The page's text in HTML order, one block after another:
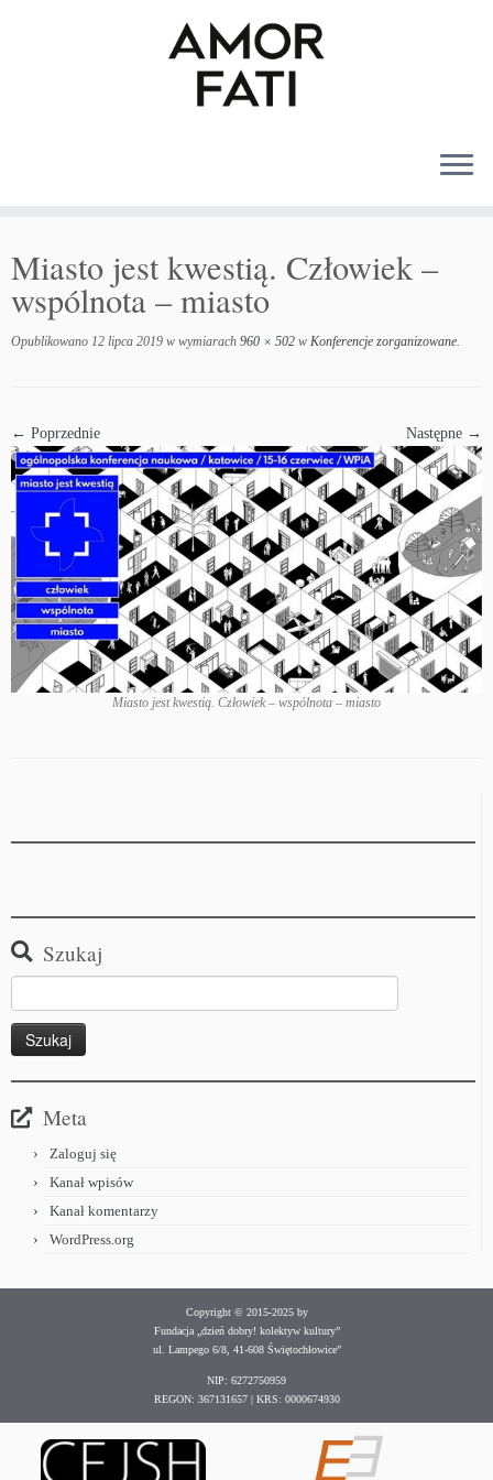
Miasto jest kwestią. Człowiek –
wspólnota – miasto
Opublikowano 12 lipca 2019 w wymiarach 960 × 502 w Konferencje zorganizowane.
← Poprzednie Następne →
Miasto jest kwestią. Człowiek – wspólnota – miasto
Szukaj
Meta
Zaloguj się
Kanał wpisów
Kanał komentarzy
WordPress.org
Copyright © 2015-2025 by
Fundacja „dzień dobry! kolektyw kultury”
ul. Lampego 6/8, 41-608 Świętochłowice”
NIP: 6272750959
REGON: 367131657 | KRS: 0000674930